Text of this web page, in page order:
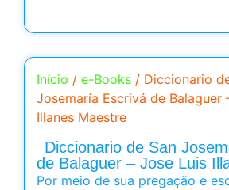
Início / e-Books / Diccionario
Josemaría Escrivá de Balaguer
Illanes Maestre
Diccionario de San
de Balaguer – Jose Luis
Por meio de sua pregação e